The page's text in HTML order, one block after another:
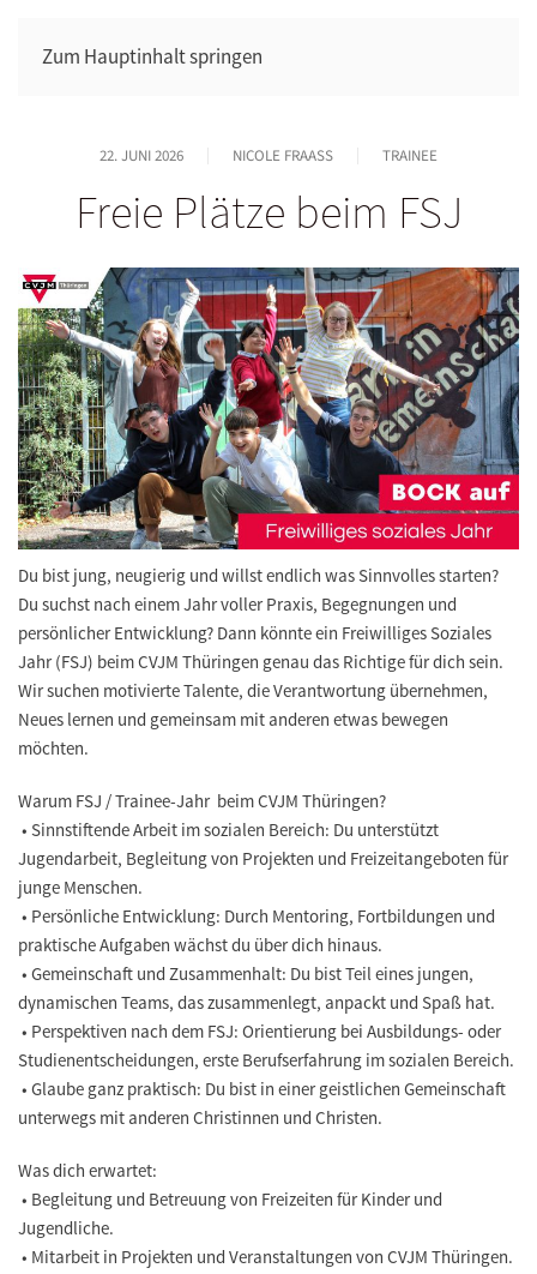
Zum Hauptinhalt springen
22. JUNI 2026 NICOLE FRAASS TRAINEE
Freie Plätze beim FSJ
Du bist jung, neugierig und willst endlich was Sinnvolles starten?
Du suchst nach einem Jahr voller Praxis, Begegnungen und
persönlicher Entwicklung? Dann könnte ein Freiwilliges Soziales
Jahr (FSJ) beim CVJM Thüringen genau das Richtige für dich sein.
Wir suchen motivierte Talente, die Verantwortung übernehmen,
Neues lernen und gemeinsam mit anderen etwas bewegen
möchten.
Warum FSJ / Trainee-Jahr beim CVJM Thüringen?
• Sinnstiftende Arbeit im sozialen Bereich: Du unterstützt
Jugendarbeit, Begleitung von Projekten und Freizeitangeboten für
junge Menschen.
• Persönliche Entwicklung: Durch Mentoring, Fortbildungen und
praktische Aufgaben wächst du über dich hinaus.
• Gemeinschaft und Zusammenhalt: Du bist Teil eines jungen,
dynamischen Teams, das zusammenlegt, anpackt und Spaß hat.
• Perspektiven nach dem FSJ: Orientierung bei Ausbildungs- oder
Studienentscheidungen, erste Berufserfahrung im sozialen Bereich.
• Glaube ganz praktisch: Du bist in einer geistlichen Gemeinschaft
unterwegs mit anderen Christinnen und Christen.
Was dich erwartet:
• Begleitung und Betreuung von Freizeiten für Kinder und
Jugendliche.
• Mitarbeit in Projekten und Veranstaltungen von CVJM Thüringen.